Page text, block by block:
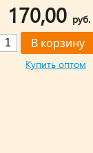
170,00 руб.
Купить оптом